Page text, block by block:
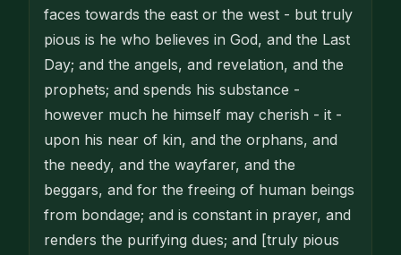
faces towards the east or the west - but truly
pious is he who believes in God, and the Last
Day; and the angels, and revelation, and the
prophets; and spends his substance -
however much he himself may cherish - it -
upon his near of kin, and the orphans, and
the needy, and the wayfarer, and the
beggars, and for the freeing of human beings
from bondage; and is constant in prayer, and
renders the purifying dues; and [truly pious